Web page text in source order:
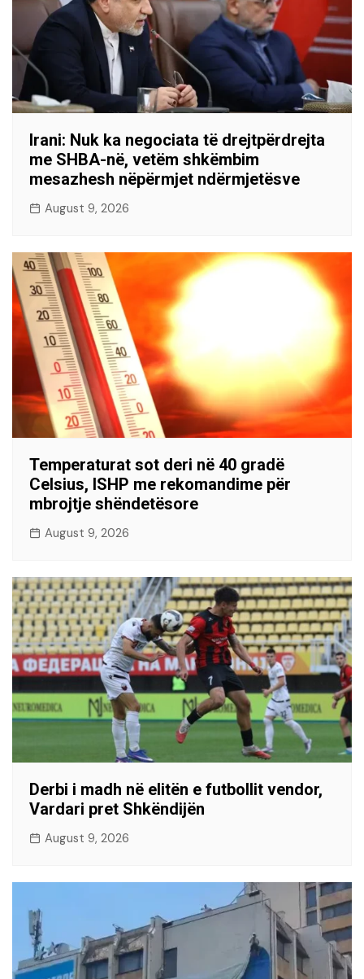
Irani: Nuk ka negociata të drejtpërdrejta
me SHBA-në, vetëm shkëmbim
mesazhesh nëpërmjet ndërmjetësve
August 9, 2026
Temperaturat sot deri në 40 gradë
Celsius, ISHP me rekomandime për
mbrojtje shëndetësore
August 9, 2026
Derbi i madh në elitën e futbollit vendor,
Vardari pret Shkëndijën
August 9, 2026